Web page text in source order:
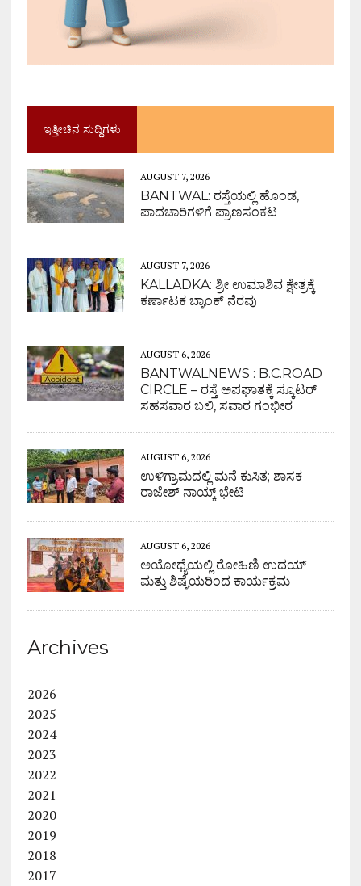
ಇತ್ತೀಚಿನ ಸುದ್ದಿಗಳು
AUGUST 7, 2026
BANTWAL: ರಸ್ತೆಯಲ್ಲಿ ಹೊಂಡ,
ಪಾದಚಾರಿಗಳಿಗೆ ಪ್ರಾಣಸಂಕಟ
AUGUST 7, 2026
KALLADKA: ಶ್ರೀ ಉಮಾಶಿವ ಕ್ಷೇತ್ರಕ್ಕೆ
ಕರ್ಣಾಟಕ ಬ್ಯಾಂಕ್ ನೆರವು
AUGUST 6, 2026
BANTWALNEWS : B.C.ROAD
CIRCLE – ರಸ್ತೆ ಅಪಘಾತಕ್ಕೆ ಸ್ಕೂಟರ್
ಸಹಸವಾರ ಬಲಿ, ಸವಾರ ಗಂಭೀರ
AUGUST 6, 2026
ಉಳಿಗ್ರಾಮದಲ್ಲಿ ಮನೆ ಕುಸಿತ; ಶಾಸಕ
ರಾಜೇಶ್ ನಾಯ್ಕ್ ಭೇಟಿ
AUGUST 6, 2026
ಅಯೋಧ್ಯೆಯಲ್ಲಿ ರೋಹಿಣಿ ಉದಯ್
ಮತ್ತು ಶಿಷ್ಯೆಯರಿಂದ ಕಾರ್ಯಕ್ರಮ
Archives
2026
2025
2024
2023
2022
2021
2020
2019
2018
2017